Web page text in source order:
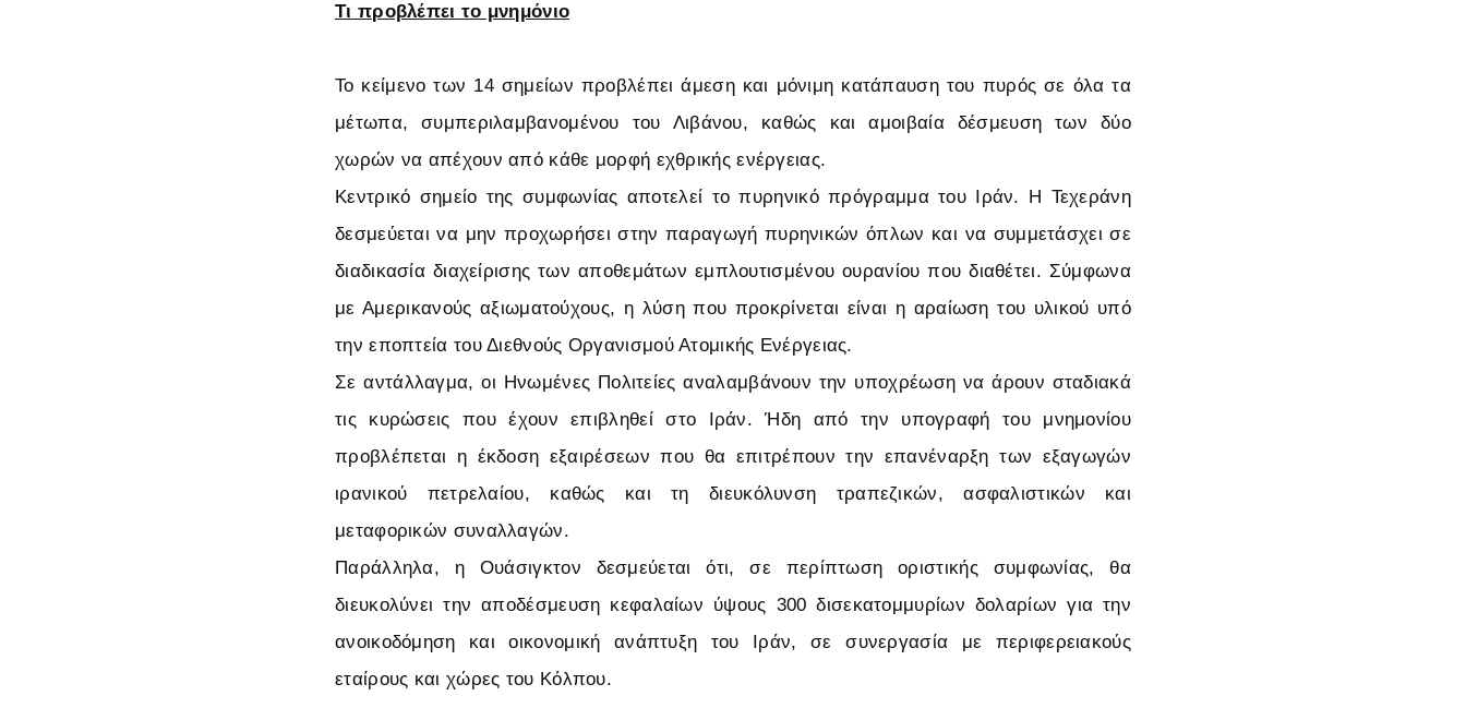
Τι προβλέπει το μνημόνιο
Το κείμενο των 14 σημείων προβλέπει άμεση και μόνιμη κατάπαυση του πυρός σε όλα τα
μέτωπα, συμπεριλαμβανομένου του Λιβάνου, καθώς και αμοιβαία δέσμευση των δύο
χωρών να απέχουν από κάθε μορφή εχθρικής ενέργειας.
Κεντρικό σημείο της συμφωνίας αποτελεί το πυρηνικό πρόγραμμα του Ιράν. Η Τεχεράνη
δεσμεύεται να μην προχωρήσει στην παραγωγή πυρηνικών όπλων και να συμμετάσχει σε
διαδικασία διαχείρισης των αποθεμάτων εμπλουτισμένου ουρανίου που διαθέτει. Σύμφωνα
με Αμερικανούς αξιωματούχους, η λύση που προκρίνεται είναι η αραίωση του υλικού υπό
την εποπτεία του Διεθνούς Οργανισμού Ατομικής Ενέργειας.
Σε αντάλλαγμα, οι Ηνωμένες Πολιτείες αναλαμβάνουν την υποχρέωση να άρουν σταδιακά
τις κυρώσεις που έχουν επιβληθεί στο Ιράν. Ήδη από την υπογραφή του μνημονίου
προβλέπεται η έκδοση εξαιρέσεων που θα επιτρέπουν την επανέναρξη των εξαγωγών
ιρανικού πετρελαίου, καθώς και τη διευκόλυνση τραπεζικών, ασφαλιστικών και
μεταφορικών συναλλαγών.
Παράλληλα, η Ουάσιγκτον δεσμεύεται ότι, σε περίπτωση οριστικής συμφωνίας, θα
διευκολύνει την αποδέσμευση κεφαλαίων ύψους 300 δισεκατομμυρίων δολαρίων για την
ανοικοδόμηση και οικονομική ανάπτυξη του Ιράν, σε συνεργασία με περιφερειακούς
εταίρους και χώρες του Κόλπου.